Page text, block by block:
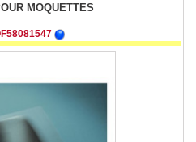
MOQUETTES